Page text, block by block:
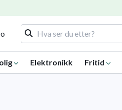
Elektronikk Fritid